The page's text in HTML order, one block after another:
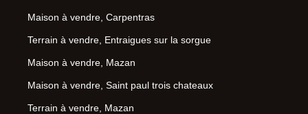
Maison à vendre, Carpentras
Terrain à vendre, Entraigues sur la sorgue
Maison à vendre, Mazan
Maison à vendre, Saint paul trois chateaux
Terrain à vendre, Mazan